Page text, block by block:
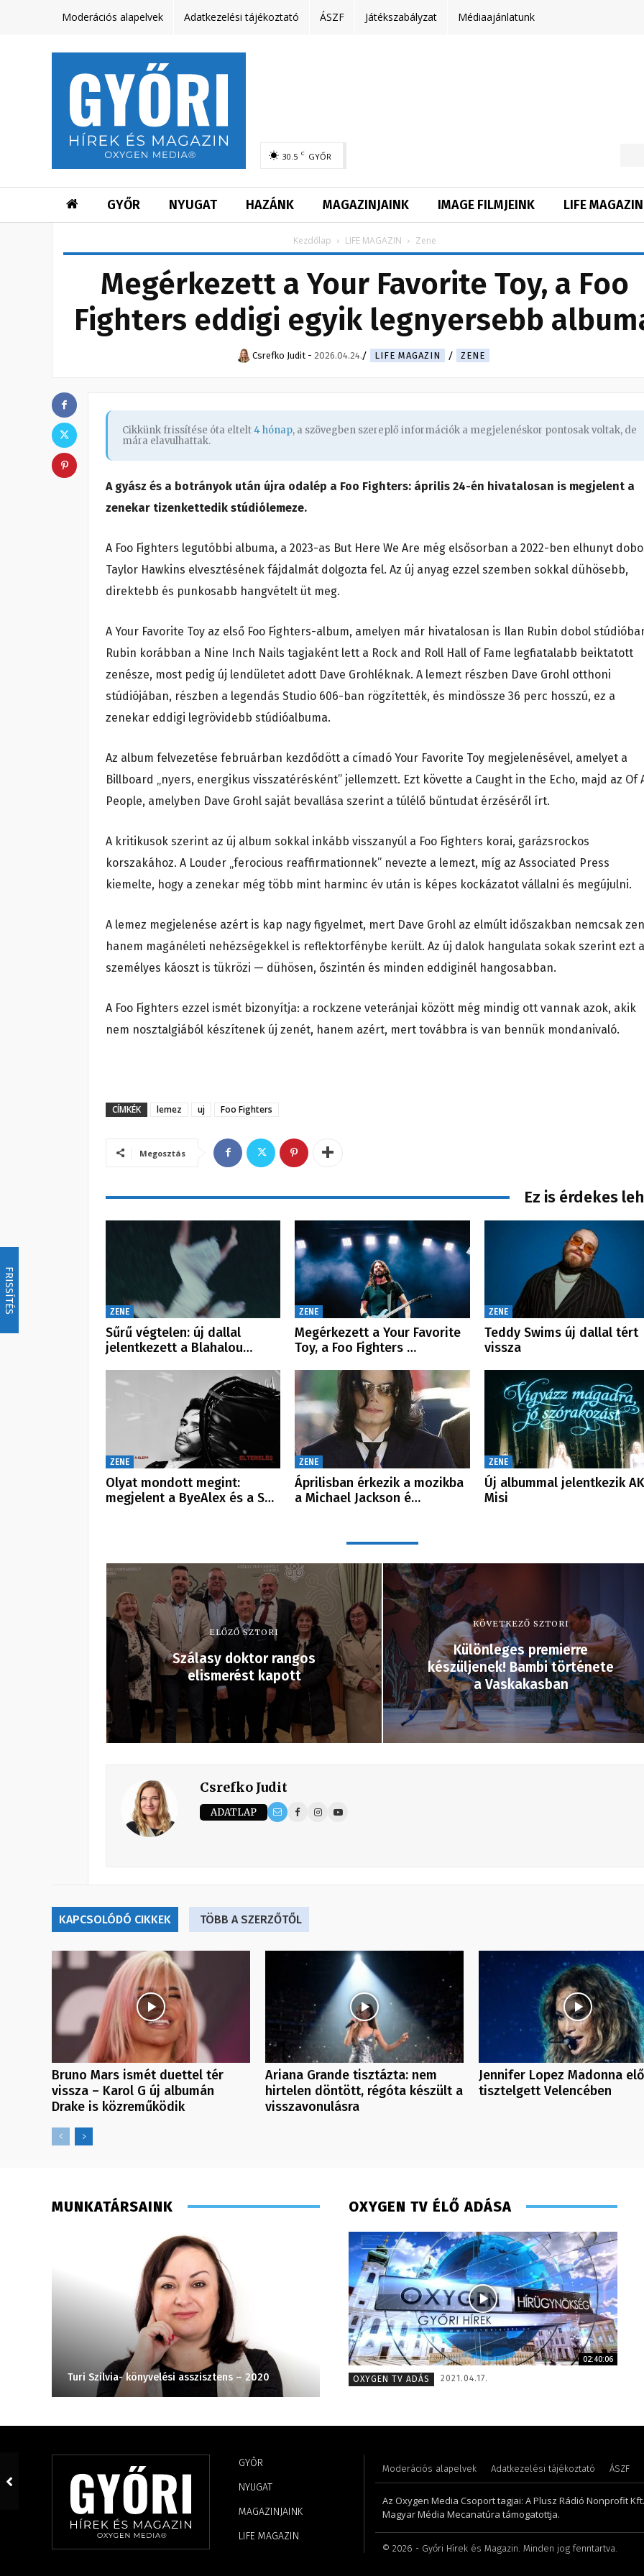
FRISSÍTÉS
Moderációs alapelvek Adatkezelési tájékoztató ÁSZF Játékszabályzat Médiaajánlatunk
30.5 C GYŐR
GYŐR NYUGAT HAZÁNK MAGAZINJAINK IMAGE FILMJEINK LIFE MAGAZIN
Kezdőlap LIFE MAGAZIN Zene
Megérkezett a Your Favorite Toy, a Foo
Fighters eddigi egyik legnyersebb
Csrefko Judit - 2026.04.24. LIFE MAGAZIN ZENE
Cikkünk frissítése óta eltelt4 hónap, a szövegben szereplő információk a megjelenéskor pontosak voltak, de
mára elavulhattak.
A gyász és a botrányok után újra odalép a Foo Fighters: április 24-én hivatalosan is megjelent a
zenekar tizenkettedik stúdiólemeze.
A Foo Fighters legutóbbi albuma, a 2023-as But Here We Are még elsősorban a 2022-ben elhunyt
Taylor Hawkins elvesztésének fájdalmát dolgozta fel. Az új anyag ezzel szemben sokkal dühösebb,
direktebb és punkosabb hangvételt üt meg.
A Your Favorite Toy az első Foo Fighters-album, amelyen már hivatalosan is Ilan Rubin dobol
Rubin korábban a Nine Inch Nails tagjaként lett a Rock and Roll Hall of Fame legfiatalabb beiktatott
zenésze, most pedig új lendületet adott Dave Grohléknak. A lemezt részben Dave Grohl otthoni
stúdiójában, részben a legendás Studio 606-ban rögzítették, és mindössze 36 perc hosszú, ez a
zenekar eddigi legrövidebb stúdióalbuma.
Az album felvezetése februárban kezdődött a címadó Your Favorite Toy megjelenésével, amelyet a
Billboard „nyers, energikus visszatérésként” jellemzett. Ezt követte a Caught in the Echo, majd az Of
People, amelyben Dave Grohl saját bevallása szerint a túlélő bűntudat érzéséről írt.
A kritikusok szerint az új album sokkal inkább visszanyúl a Foo Fighters korai, garázsrockos
korszakához. A Louder „ferocious reaffirmationnek” nevezte a lemezt, míg az Associated Press
kiemelte, hogy a zenekar még több mint harminc év után is képes kockázatot vállalni és megújulni.
A lemez megjelenése azért is kap nagy figyelmet, mert Dave Grohl az elmúlt időszakban nemcsak
hanem magánéleti nehézségekkel is reflektorfénybe került. Az új dalok hangulata sokak szerint ezt a
személyes káoszt is tükrözi — dühösen, őszintén és minden eddiginél hangosabban.
A Foo Fighters ezzel ismét bizonyítja: a rockzene veteránjai között még mindig ott vannak azok, akik
nem nosztalgiából készítenek új zenét, hanem azért, mert továbbra is van bennük mondanivaló.
CÍMKÉK lemez uj Foo Fighters
Megosztás
Ez is érdekes
ZENE
Sűrű végtelen: új dallal
jelentkezett a Blahalou…
ZENE
Megérkezett a Your Favorite
Toy, a Foo Fighters …
ZENE
Teddy Swims új dallal tért
vissza
ZENE
Olyat mondott megint:
megjelent a ByeAlex és a S…
ZENE
Áprilisban érkezik a mozikba
a Michael Jackson é…
ZENE
Új albummal jelentkezik
Misi
ELŐZŐ SZTORI
Szálasy doktor rangos
elismerést kapott
KÖVETKEZŐ SZTORI
Különleges premierre
készüljenek! Bambi története
a Vaskakasban
Csrefko Judit
ADATLAP
KAPCSOLÓDÓ CIKKEK TÖBB A SZERZŐTŐL
Bruno Mars ismét duettel tér
vissza – Karol G új albumán
Drake is közreműködik
Ariana Grande tisztázta: nem
hirtelen döntött, régóta készült a
visszavonulásra
Jennifer Lopez Madonna
tisztelgett Velencében
MUNKATÁRSAINK
Turi Szilvia- könyvelési asszisztens – 2020 Varga László – operatőr-vágó – 2020
OXYGEN TV ÉLŐ ADÁSA
02:40:06
OXYGEN TV ADÁS
2021.04.17.
GYŐR
NYUGAT
MAGAZINJAINK
LIFE MAGAZIN
Moderációs alapelvek Adatkezelési tájékoztató ÁSZF
Az Oxygen Media Csoport tagjai: A Plusz Rádió Nonprofit
Magyar Média Mecanatúra támogatottja.
© 2026 - Győri Hírek és Magazin. Minden jog fenntartva.